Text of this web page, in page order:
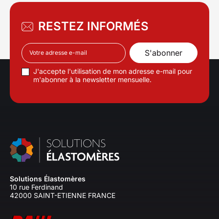
eau, machineries
d'ascenseurs... Voir toute
gamme
RESTEZ INFORMÉS
J'accepte l'utilisation de mon adresse e-mail pour
m'abonner à la newsletter mensuelle.
Solutions Élastomères
10 rue Ferdinand
42000 SAINT-ETIENNE FRANCE